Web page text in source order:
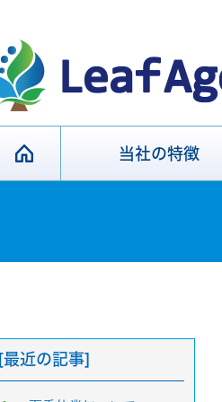
当社の特徴
[最近の記事]